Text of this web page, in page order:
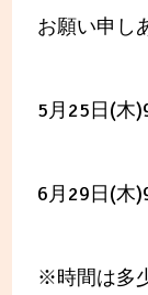
お願い申し
5月25日(木
6月29日(木
※時間は多